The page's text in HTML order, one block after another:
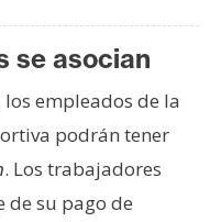
se asocian
empleados de la
podrán tener
. Los trabajadores
de su pago de